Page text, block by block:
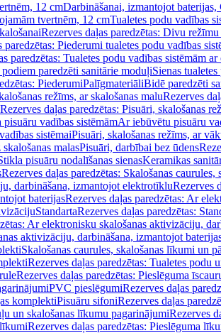
12 cmDarbināšanai, izmantojot
tvertnēm, 12 cmTualetes podu vadības
Rezerves daļas paredzētas: Divu režīmu
paredzētas: Piederumi tualetes podu vadības
paredzētas: Tualetes podu vadības sistēmām
paredzēti sanitārie moduļiSienas
PiederumiPalīgmateriāliBidē paredzēti
režīms, ar skalošanas maluRezerves
Rezerves daļas paredzētas: Pisuāri, skalošanas
vadības sistēmāmAr iebūvētu pisuāru
sistēmaiPisuāri, skalošanas režīms, ar
malasPisuāri, darbībai bez ūdens
pisuāru nodalīšanas sienasKeramikas
Rezerves daļas paredzētas: Skalošanas
darbināšana, izmantojot elektrotīkluRezerves
baterijasRezerves daļas paredzētas: Ar
StandartaRezerves daļas paredzētas:
Ar elektronisku skalošanas aktivizāciju,
aktivizāciju, darbināšana, izmantojot
Skalošanas caurules, skalošanas līkumi un
Rezerves daļas paredzētas: Tualetes
Rezerves daļas paredzētas: Pieslēguma
PVC pieslēgumiRezerves daļas
komplektiPisuāru sifoniRezerves daļas
un skalošanas līkumu pagarinājumiRezerves
Rezerves daļas paredzētas: Pieslēguma